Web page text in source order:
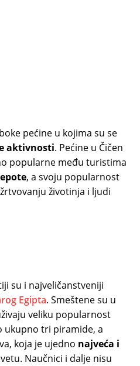
pećine u kojima su se
aktivnosti. Pećine u Čičen
popularne među turistima
, a svoju popularnost
životinja i ljudi
su i najveličanstveniji
Egipta. Smeštene su u
veliku popularnost
ukupno tri piramide, a
koja je ujedno najveća i
Naučnici i dalje nisu